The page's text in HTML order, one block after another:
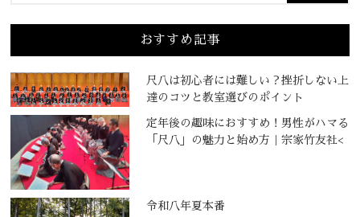
おすすめ記事
尺八は初心者には難しい？挫折しない上
達のコツと教室選びのポイント
定年後の趣味におすすめ！男性がハマる
「尺八」の魅力と始め方｜宗家竹友社<
令和八年夏本番